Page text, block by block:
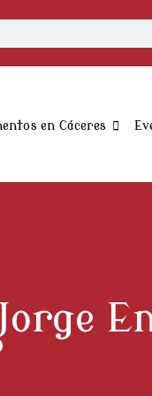
en Cáceres